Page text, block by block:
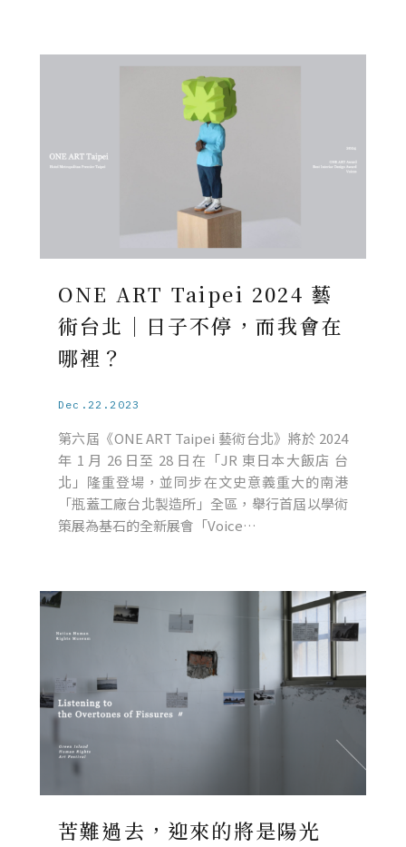
ONE ART Taipei 2024 藝
術台北｜日子不停，而我會在
哪裡？
Dec.22.2023
第六屆《ONE ART Taipei 藝術台北》將於 2024
年 1 月 26 日至 28 日在「JR 東日本大飯店 台
北」隆重登場，並同步在文史意義重大的南港
「瓶蓋工廠台北製造所」全區，舉行首屆以學術
策展為基石的全新展會「Voice…
苦難過去，迎來的將是陽光